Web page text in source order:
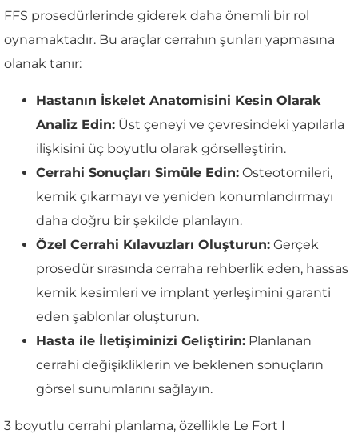
FFS prosedürlerinde giderek daha önemli bir rol
oynamaktadır. Bu araçlar cerrahın şunları yapmasına
olanak tanır:
Hastanın İskelet Anatomisini Kesin Olarak
Analiz Edin: Üst çeneyi ve çevresindeki yapılarla
ilişkisini üç boyutlu olarak görselleştirin.
Cerrahi Sonuçları Simüle Edin: Osteotomileri,
kemik çıkarmayı ve yeniden konumlandırmayı
daha doğru bir şekilde planlayın.
Özel Cerrahi Kılavuzları Oluşturun: Gerçek
prosedür sırasında cerraha rehberlik eden, hassas
kemik kesimleri ve implant yerleşimini garanti
eden şablonlar oluşturun.
Hasta ile İletişiminizi Geliştirin: Planlanan
cerrahi değişikliklerin ve beklenen sonuçların
görsel sunumlarını sağlayın.
3 boyutlu cerrahi planlama, özellikle Le Fort I